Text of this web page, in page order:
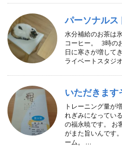
パーソナルス
水分補給のお茶は
コーヒー。 3時の
日に寒さが増して
ライベートスタジ
いただきま
トレーニング量が
れぎみになってい
の福永暁です。 お
がまた旨いんです
ーム。 …